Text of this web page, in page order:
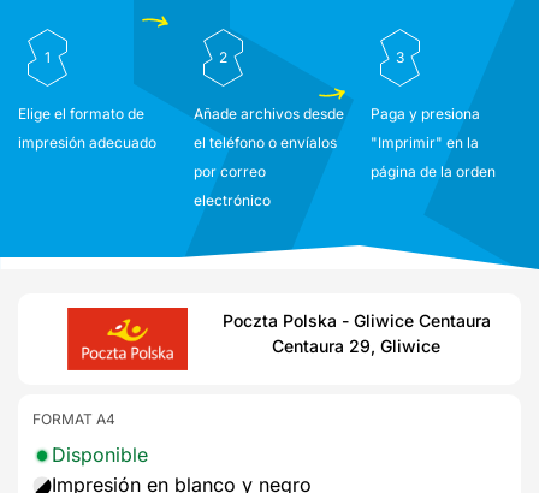
1
Elige el formato de
impresión adecuado
2
Añade archivos desde
el teléfono o envíalos
por correo
electrónico
3
Paga y presiona
"Imprimir" en la
página de la orden
Poczta Polska - Gliwice Centaura
Centaura 29, Gliwice
FORMAT A4
Disponible
Impresión en blanco y negro